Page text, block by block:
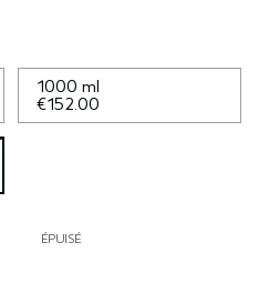
1000 ml
€152.00
ÉPUISÉ